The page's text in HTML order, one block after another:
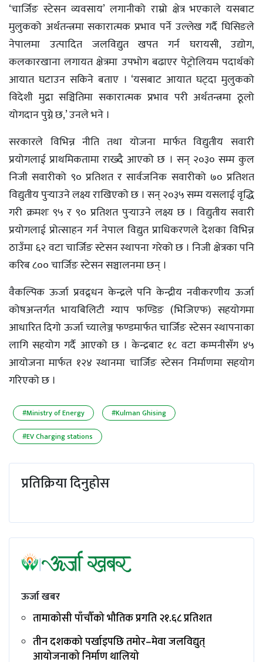
‘चार्जिङ स्टेसन व्यवसाय’ लगानीको राम्रो क्षेत्र भएकाले यसबाट
मुलुकको अर्थतन्त्रमा सकारात्मक प्रभाव पर्ने उल्लेख गर्दै घिसिङले
नेपालमा उत्पादित जलविद्युत खपत गर्न घरायसी, उद्योग,
कलकारखाना लगायत क्षेत्रमा उपभोग बढाएर पेट्रोलियम पदार्थको
आयात घटाउन सकिने बताए । ‘यसबाट आयात घट्दा मुलुकको
विदेशी मुद्रा सञ्चितिमा सकारात्मक प्रभाव परी अर्थतन्त्रमा ठूलो
योगदान पुग्ने छ,’ उनले भने ।
सरकारले विभिन्न नीति तथा योजना मार्फत विद्युतीय सवारी
प्रयोगलाई प्राथमिकतामा राख्दै आएको छ । सन् २०३० सम्म कुल
निजी सवारीको ९० प्रतिशत र सार्वजनिक सवारीको ७० प्रतिशत
विद्युतीय पुर्‍याउने लक्ष्य राखिएको छ । सन् २०३५ सम्म यसलाई वृद्धि
गरी क्रमशः ९५ र ९० प्रतिशत पुर्‍याउने लक्ष्य छ । विद्युतीय सवारी
प्रयोगलाई प्रोत्साहन गर्न नेपाल विद्युत प्राधिकरणले देशका विभिन्न
ठाउँमा ६२ वटा चार्जिङ स्टेसन स्थापना गरेको छ । निजी क्षेत्रका पनि
करिब ८०० चार्जिङ स्टेसन सञ्चालनमा छन् ।
वैकल्पिक ऊर्जा प्रवद्र्धन केन्द्रले पनि केन्द्रीय नवीकरणीय ऊर्जा
कोषअन्तर्गत भायबिलिटी ग्याप फण्डिङ (भिजिएफ) सहयोगमा
आधारित दिगो ऊर्जा च्यालेञ्ज फण्डमार्फत चार्जिङ स्टेसन स्थापनाका
लागि सहयोग गर्दै आएको छ । केन्द्रबाट १८ वटा कम्पनीसँग ४५
आयोजना मार्फत १२४ स्थानमा चार्जिङ स्टेसन निर्माणमा सहयोग
गरिएको छ ।
#Ministry of Energy
#Kulman Ghising
#EV Charging stations
प्रतिक्रिया दिनुहोस
ऊर्जा खबर
तामाकोसी पाँचौँको भौतिक प्रगति २१.६८ प्रतिशत
तीन दशकको पर्खाइपछि तमोर–मेवा जलविद्युत्
आयोजनाको निर्माण थालियो